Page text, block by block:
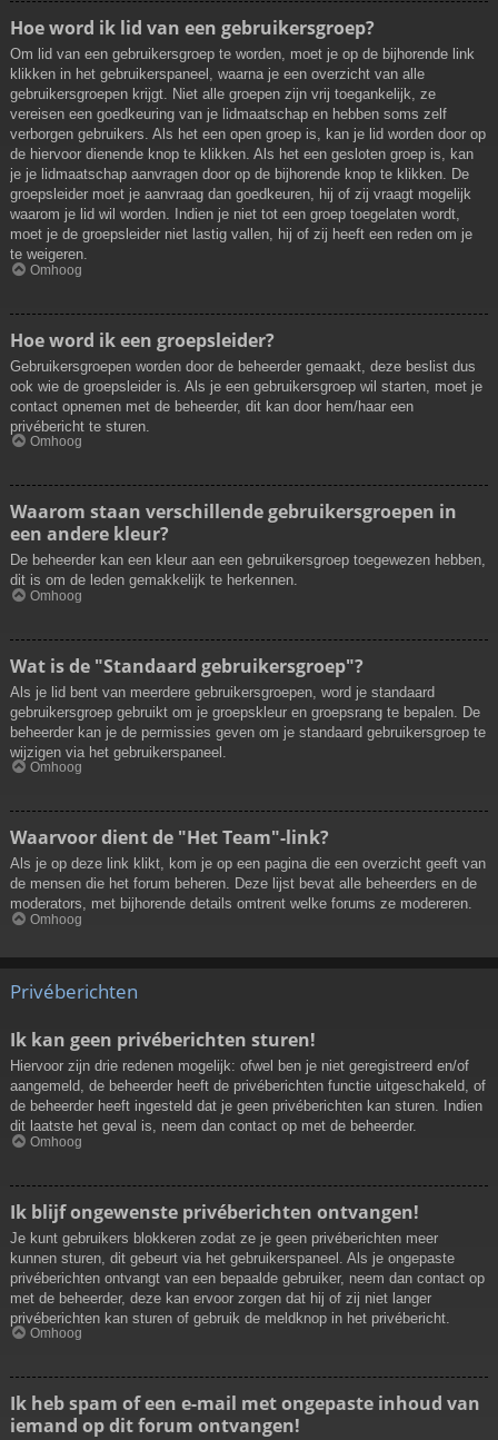
Hoe word ik lid van een gebruikersgroep?
Om lid van een gebruikersgroep te worden, moet je op de bijhorende link
klikken in het gebruikerspaneel, waarna je een overzicht van alle
gebruikersgroepen krijgt. Niet alle groepen zijn vrij toegankelijk, ze
vereisen een goedkeuring van je lidmaatschap en hebben soms zelf
verborgen gebruikers. Als het een open groep is, kan je lid worden door op
de hiervoor dienende knop te klikken. Als het een gesloten groep is, kan
je je lidmaatschap aanvragen door op de bijhorende knop te klikken. De
groepsleider moet je aanvraag dan goedkeuren, hij of zij vraagt mogelijk
waarom je lid wil worden. Indien je niet tot een groep toegelaten wordt,
moet je de groepsleider niet lastig vallen, hij of zij heeft een reden om je
te weigeren.
Omhoog
Hoe word ik een groepsleider?
Gebruikersgroepen worden door de beheerder gemaakt, deze beslist dus
ook wie de groepsleider is. Als je een gebruikersgroep wil starten, moet je
contact opnemen met de beheerder, dit kan door hem/haar een
privébericht te sturen.
Omhoog
Waarom staan verschillende gebruikersgroepen in
een andere kleur?
De beheerder kan een kleur aan een gebruikersgroep toegewezen hebben,
dit is om de leden gemakkelijk te herkennen.
Omhoog
Wat is de "Standaard gebruikersgroep"?
Als je lid bent van meerdere gebruikersgroepen, word je standaard
gebruikersgroep gebruikt om je groepskleur en groepsrang te bepalen. De
beheerder kan je de permissies geven om je standaard gebruikersgroep te
wijzigen via het gebruikerspaneel.
Omhoog
Waarvoor dient de "Het Team"-link?
Als je op deze link klikt, kom je op een pagina die een overzicht geeft van
de mensen die het forum beheren. Deze lijst bevat alle beheerders en de
moderators, met bijhorende details omtrent welke forums ze modereren.
Omhoog
Privéberichten
Ik kan geen privéberichten sturen!
Hiervoor zijn drie redenen mogelijk: ofwel ben je niet geregistreerd en/of
aangemeld, de beheerder heeft de privéberichten functie uitgeschakeld, of
de beheerder heeft ingesteld dat je geen privéberichten kan sturen. Indien
dit laatste het geval is, neem dan contact op met de beheerder.
Omhoog
Ik blijf ongewenste privéberichten ontvangen!
Je kunt gebruikers blokkeren zodat ze je geen privéberichten meer
kunnen sturen, dit gebeurt via het gebruikerspaneel. Als je ongepaste
privéberichten ontvangt van een bepaalde gebruiker, neem dan contact op
met de beheerder, deze kan ervoor zorgen dat hij of zij niet langer
privéberichten kan sturen of gebruik de meldknop in het privébericht.
Omhoog
Ik heb spam of een e-mail met ongepaste inhoud van
iemand op dit forum ontvangen!